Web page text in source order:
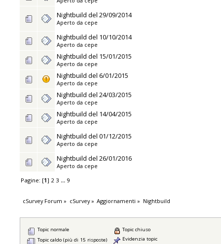
Nightbuild del 29/09/2014
Aperto da cepe
Nightbuild del 10/10/2014
Aperto da cepe
Nightbuild del 15/01/2015
Aperto da cepe
Nightbuild del 6/01/2015
Aperto da cepe
Nightbuild del 24/03/2015
Aperto da cepe
Nightbuild del 14/04/2015
Aperto da cepe
Nightbuild del 01/12/2015
Aperto da cepe
Nightbuild del 26/01/2016
Aperto da cepe
Pagine: [1] 2 3 ... 9
cSurvey Forum » cSurvey» Aggiornamenti » Nightbuild
Topic normale
Topic caldo (più di 15 risposte)
Topic chiuso
Evidenzia topic